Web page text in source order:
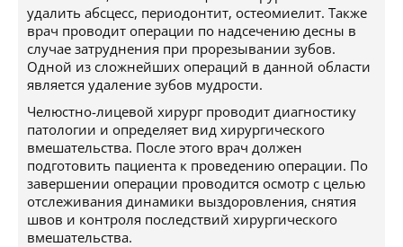
удалить абсцесс, периодонтит, остеомиелит. Также
врач проводит операции по надсечению десны в
случае затруднения при прорезывании зубов.
Одной из сложнейших операций в данной области
является удаление зубов мудрости.
Челюстно-лицевой хирург проводит диагностику
патологии и определяет вид хирургического
вмешательства. После этого врач должен
подготовить пациента к проведению операции. По
завершении операции проводится осмотр с целью
отслеживания динамики выздоровления, снятия
швов и контроля последствий хирургического
вмешательства.